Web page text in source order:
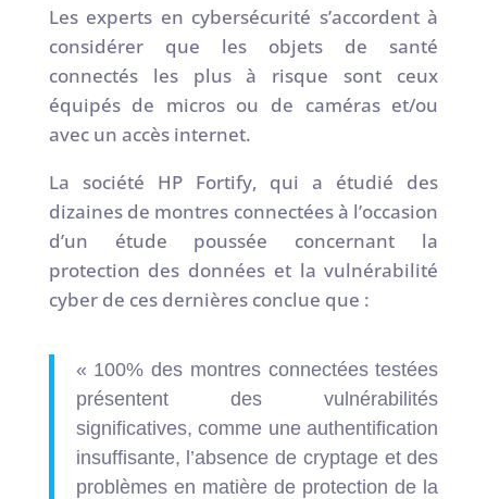
Les experts en cybersécurité s’accordent à
considérer que les objets de santé
connectés les plus à risque sont ceux
équipés de micros ou de caméras et/ou
avec un accès internet.
La société HP Fortify, qui a étudié des
dizaines de montres connectées à l’occasion
d’un étude poussée concernant la
protection des données et la vulnérabilité
cyber de ces dernières conclue que :
« 100% des montres connectées testées
présentent des vulnérabilités
significatives, comme une authentification
insuffisante, l’absence de cryptage et des
problèmes en matière de protection de la